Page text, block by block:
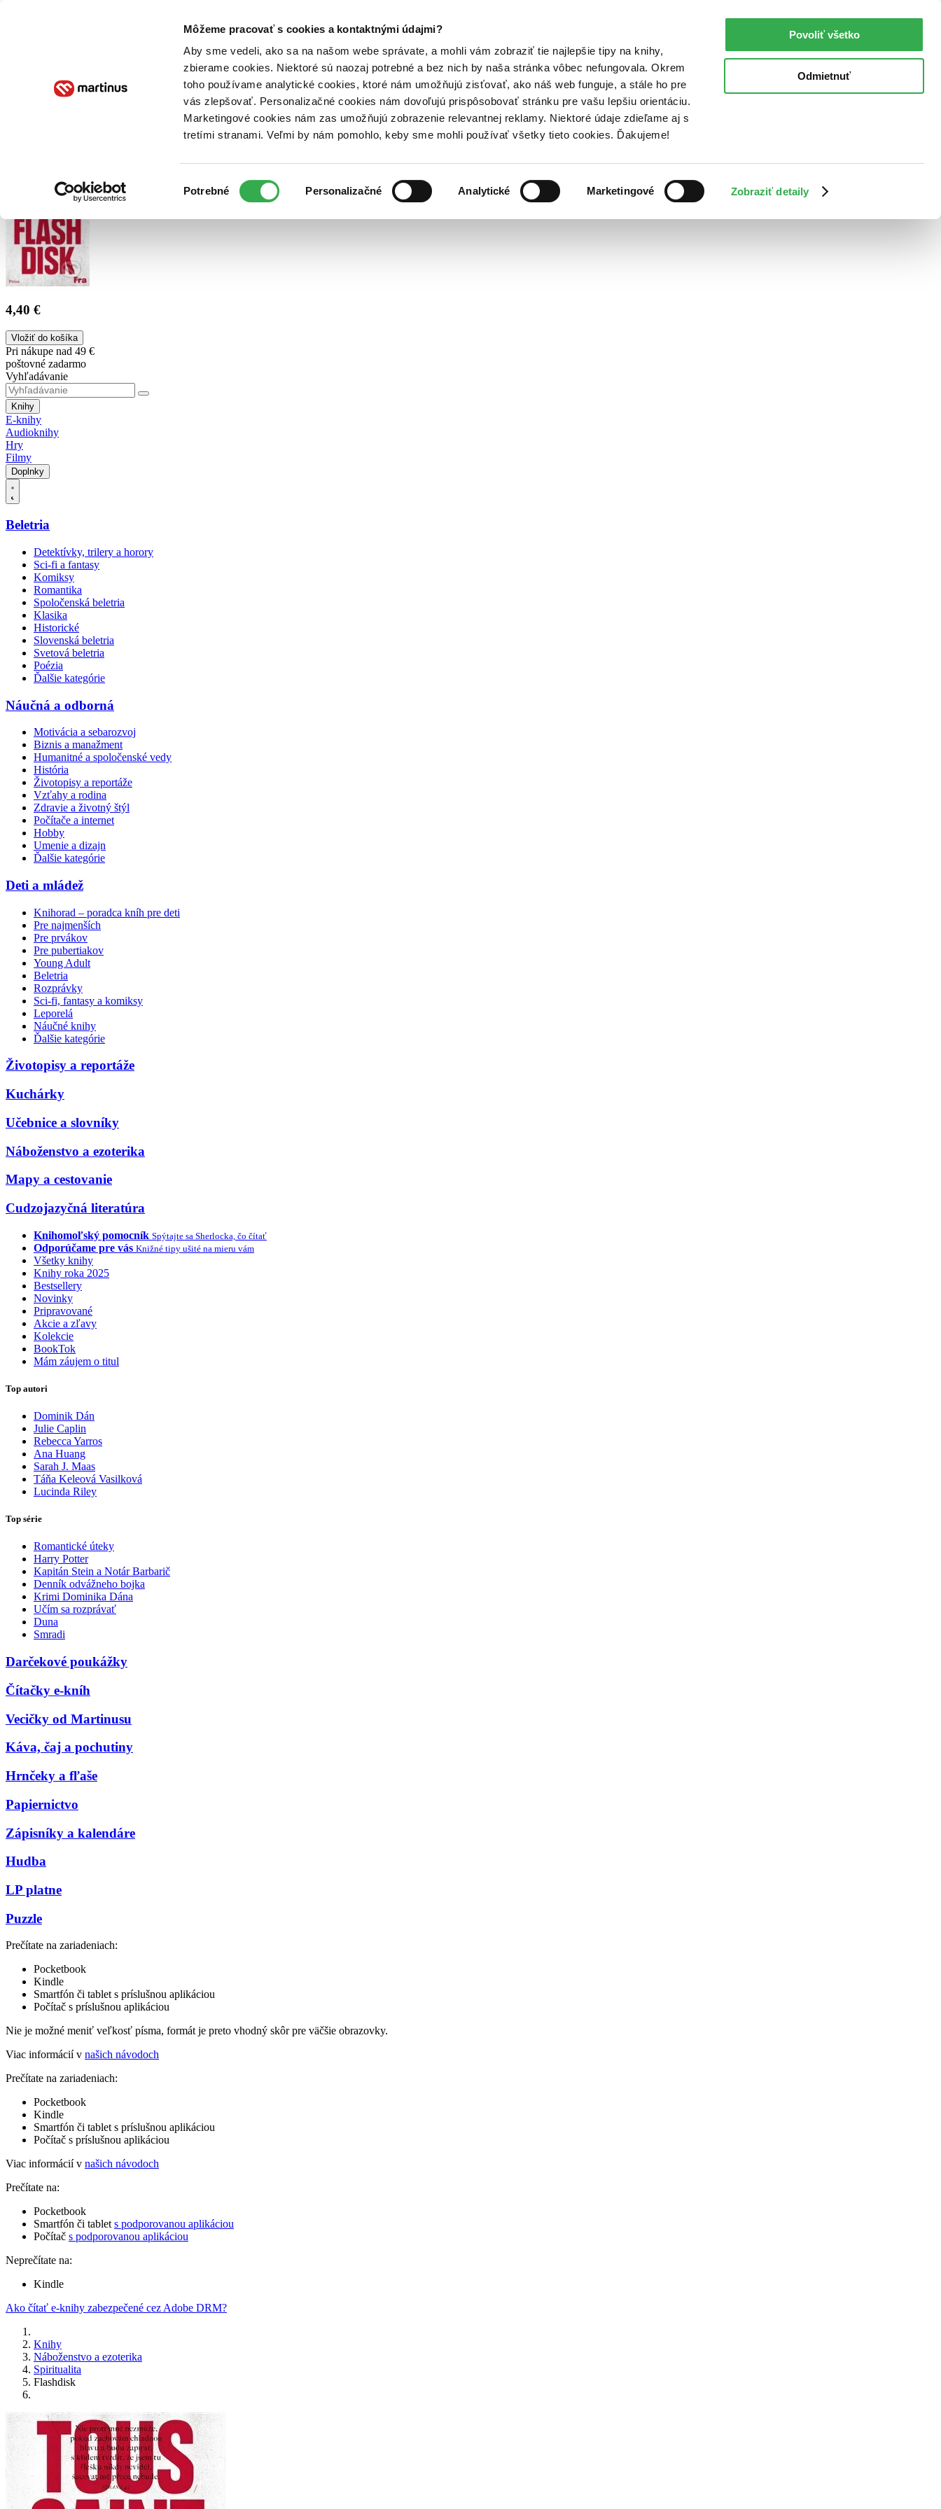
Môžeme pracovať s cookies a kontaktnými údajmi?
Aby sme vedeli, ako sa na našom webe správate, a mohli vám zobraziť tie najlepšie tipy na knihy,
zbierame cookies. Niektoré sú naozaj potrebné a bez nich by naša stránka vôbec nefungovala. Okrem
toho používame analytické cookies, ktoré nám umožňujú zisťovať, ako náš web funguje, a stále ho pre
vás zlepšovať. Personalizačné cookies nám dovoľujú prispôsobovať stránku pre vašu lepšiu orientáciu.
Marketingové cookies nám zas umožňujú zobrazenie relevantnej reklamy. Niektoré údaje zdieľame aj s
tretími stranami. Veľmi by nám pomohlo, keby sme mohli používať všetky tieto cookies. Ďakujeme!
súhlasu
Potrebné Personalizačné Analytické Marketingové Zobraziť detaily
Povoliť všetko
Odmietnuť
Poukážky Kontakt
4,40 €
Vložiť do košíka
Pri nákupe nad 49 €
poštovné zadarmo
Vyhľadávanie
Knihy
E-knihy
Audioknihy
Hry
Filmy
Doplnky
Beletria
Detektívky, trilery a horory
Sci-fi a fantasy
Komiksy
Romantika
Spoločenská beletria
Klasika
Historické
Slovenská beletria
Svetová beletria
Poézia
Ďalšie kategórie
Náučná a odborná
Motivácia a sebarozvoj
Biznis a manažment
Humanitné a spoločenské vedy
História
Životopisy a reportáže
Vzťahy a rodina
Zdravie a životný štýl
Počítače a internet
Hobby
Umenie a dizajn
Ďalšie kategórie
Deti a mládež
Knihorad – poradca kníh pre deti
Pre najmenších
Pre prvákov
Pre pubertiakov
Young Adult
Beletria
Rozprávky
Sci-fi, fantasy a komiksy
Leporelá
Náučné knihy
Ďalšie kategórie
Životopisy a reportáže
Kuchárky
Učebnice a slovníky
Náboženstvo a ezoterika
Mapy a cestovanie
Cudzojazyčná literatúra
Knihomoľský pomocník Spýtajte sa Sherlocka, čo čítať
Odporúčame pre vás Knižné tipy ušité na mieru vám
Všetky knihy
Knihy roka 2025
Bestsellery
Novinky
Pripravované
Akcie a zľavy
Kolekcie
BookTok
Mám záujem o titul
Top autori
Dominik Dán
Julie Caplin
Rebecca Yarros
Ana Huang
Sarah J. Maas
Táňa Keleová Vasilková
Lucinda Riley
Top série
Romantické úteky
Harry Potter
Kapitán Stein a Notár Barbarič
Denník odvážneho bojka
Krimi Dominika Dána
Učím sa rozprávať
Duna
Smradi
Darčekové poukážky
Čítačky e-kníh
Vecičky od Martinusu
Káva, čaj a pochutiny
Hrnčeky a fľaše
Papiernictvo
Zápisníky a kalendáre
Hudba
LP platne
Puzzle
Prečítate na zariadeniach:
Pocketbook
Kindle
Smartfón či tablet s príslušnou aplikáciou
Počítač s príslušnou aplikáciou
Nie je možné meniť veľkosť písma, formát je preto vhodný skôr pre väčšie obrazovky.
Viac informácií v našich návodoch
Prečítate na zariadeniach:
Pocketbook
Kindle
Smartfón či tablet s príslušnou aplikáciou
Počítač s príslušnou aplikáciou
Viac informácií v našich návodoch
Prečítate na:
Pocketbook
Smartfón či tablet s podporovanou aplikáciou
Počítač s podporovanou aplikáciou
Neprečítate na:
Kindle
Ako čítať e-knihy zabezpečené cez Adobe DRM?
Knihy
Náboženstvo a ezoterika
Spiritualita
Flashdisk